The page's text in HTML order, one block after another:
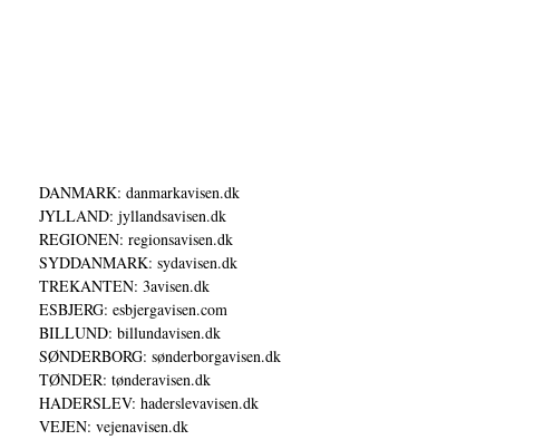
DANMARK: danmarkavisen.dk
JYLLAND: jyllandsavisen.dk
REGIONEN: regionsavisen.dk
SYDDANMARK: sydavisen.dk
TREKANTEN: 3avisen.dk
ESBJERG: esbjergavisen.com
BILLUND: billundavisen.dk
SØNDERBORG: sønderborgavisen.dk
TØNDER: tønderavisen.dk
HADERSLEV: haderslevavisen.dk
VEJEN: vejenavisen.dk